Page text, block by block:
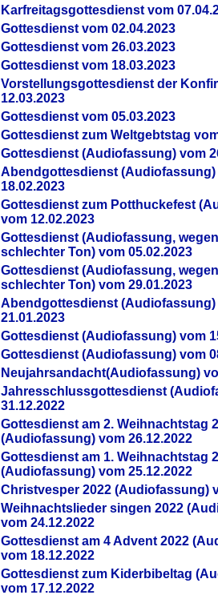
Karfreitagsgottesdienst vom
Gottesdienst vom 02.04.2023
Gottesdienst vom 26.03.2023
Gottesdienst vom 18.03.2023
Vorstellungsgottesdienst der
12.03.2023
Gottesdienst vom 05.03.2023
Gottesdienst zum Weltgebtstag
Gottesdienst (Audiofassung) vom
Abendgottesdienst (Audiofassung)
18.02.2023
Gottesdienst zum Potthuckefest
vom 12.02.2023
Gottesdienst (Audiofassung,
schlechter Ton) vom 05.02.2023
Gottesdienst (Audiofassung,
schlechter Ton) vom 29.01.2023
Abendgottesdienst (Audiofassung)
21.01.2023
Gottesdienst (Audiofassung) vom
Gottesdienst (Audiofassung) vom
Neujahrsandacht(Audiofassung)
Jahresschlussgottesdienst
31.12.2022
Gottesdienst am 2. Weihnachtstag
(Audiofassung) vom 26.12.2022
Gottesdienst am 1. Weihnachtstag
(Audiofassung) vom 25.12.2022
Christvesper 2022 (Audiofassung)
Weihnachtslieder singen 2022
vom 24.12.2022
Gottesdienst am 4 Advent 2022
vom 18.12.2022
Gottesdienst zum Kiderbibeltag
vom 17.12.2022